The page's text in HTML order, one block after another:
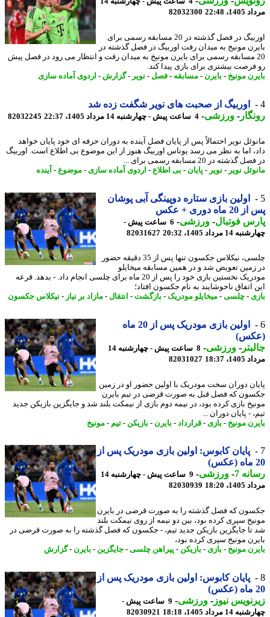
22:48
82032300
اوربیگ در فصل گذشته در 20 مسابقه رسمی برای
مونیخ به میدان رفت اوربیگ در فصل گذشته در
مسابقه رسمی برای بایرن مونیخ به میدان رفت و انتظار می رود در فصل پیش
بیشتری برای بازی پیدا کند.
مونیخ-بایرن- مسابقه-فصل-نویر -گزارش -اردوی آماده سازی
اوربیگ از صحبت های نویر شگفت زده شد
-ورزشی-4 ساعت پیش - چهارشنبه 14 مرداد 1405، 22:37 82032245
نویر احتمالاً پس از پایان فصل آینده به دوران حرفه ای خود پایان خواهد
اما به نظر می رسد یوناس اوربیگ هنوز از این موضوع بی اطلاع است. اوربیگ
در 20 مسابقه رسمی برای ...
نویر -نویر -پایان-بی اطلاع-اردوی آماده سازی- موضوع-آینده
اولین بازی ستاره دوپینگی آبی پوشان
دوری + عکس
فوتبال-ورزشی-
6 ساعت پیش -
مرداد 1405، 20:32
82031627
چلسی، نیکلاس جکسون تنها پس از 35 دقیقه حضور
تعویض شد و در همین مسابقه میخایلو
مودریک نخستین بازی خود را پس از 20 ماه برای چلسی انجام داد. - بدهد. قرعه
اتفاق ناخوشایند به نام جکسون افتاد؛
- چلسی-میخایلو مودریک-بازگشت-انتقال-مازاد بر نیاز -نیکلاس جکسون
اولین بازی مودریک پس از 20 ماه
-ورزشی-
8 ساعت پیش - چهارشنبه 14
18:37
82031027
دوران سخت مودریک با اولین حضور او در زمین
که فصل قبل به صورت قرضی در تیم بایرن
بازی کرده بود، در نیمه دوم بازی از نیمکت بلند شد و جایگزین بازیکن جدید
- پایان دوران ...
مونیخ-بازی - قرارداد -بایرن- بازیکن -تیم -مونیخ
پایان کابوس: اولین بازی مودریک پس از
7
-ورزشی-
9 ساعت پیش - چهارشنبه 14
18:20
82030939
که فصل گذشته را به صورت قرضی در بایرن
سپری کرده بود، بین دو نیمه از روی نیمکت بلند
جایگزین بازیکن جدید تیم، - جکسون که فصل گذشته را به صورت قرضی در
مونیخ سپری کرده بود،
مونیخ-بازی - بازیکن -پیراهن چلسی-جایگزین- بایرن- گزارش
پایان کابوس: اولین بازی مودریک پس از
نیوز-ورزشی-
9 ساعت پیش -
مرداد 1405، 18:18
82030921